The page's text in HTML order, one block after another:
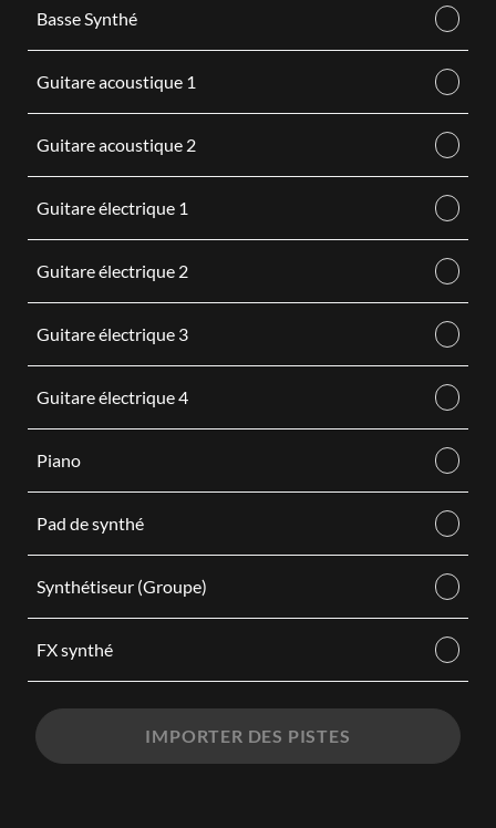
Basse Synthé
Guitare acoustique 1
Guitare acoustique 2
Guitare électrique 1
Guitare électrique 2
Guitare électrique 3
Guitare électrique 4
Piano
Pad de synthé
Synthétiseur (Groupe)
FX synthé
IMPORTER DES PISTES